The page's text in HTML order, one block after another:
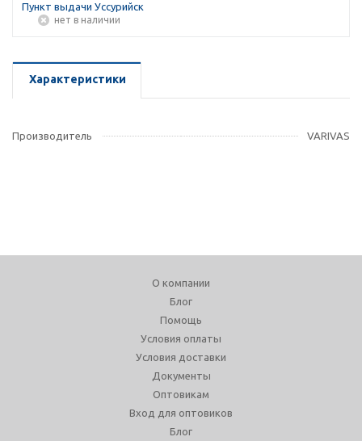
Пункт выдачи Уссурийск
Нет в наличии
Характеристики
Производитель VARIVAS
О компании
Блог
Помощь
Условия оплаты
Условия доставки
Документы
Оптовикам
Вход для оптовиков
Блог